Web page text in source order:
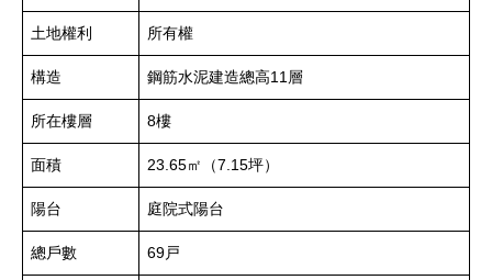
土地權利 所有權
構造 鋼筋水泥建造總高11層
所在樓層 8樓
面積 23.65㎡（7.15坪）
陽台 庭院式陽台
總戶數 69戸